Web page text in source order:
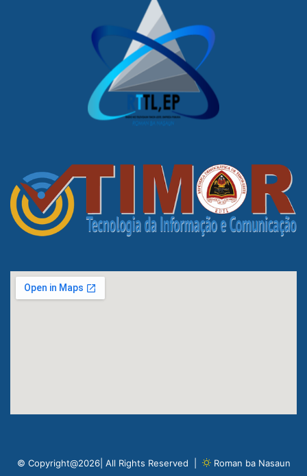
© Copyright@2026| All Rights Reserved | Roman ba Nasaun